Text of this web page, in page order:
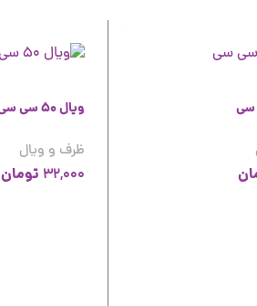
ویال 50 سی سی
ظرف و ویال
32,000 تومان